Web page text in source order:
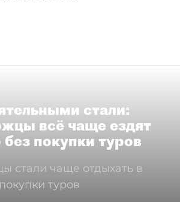
стали:
всё чаще ездят
покупки туров
стали чаще отдыхать в
туров